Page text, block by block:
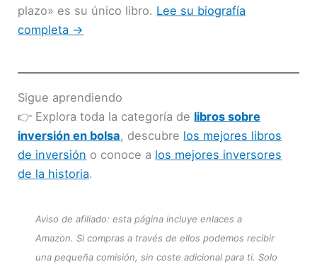
plazo» es su único libro. Lee su biografía
completa →
Sigue aprendiendo
👉 Explora toda la categoría de libros sobre
inversión en bolsa, descubre los mejores libros
de inversión o conoce a los mejores inversores
de la historia.
Aviso de afiliado: esta página incluye enlaces a
Amazon. Si compras a través de ellos podemos recibir
una pequeña comisión, sin coste adicional para ti. Solo